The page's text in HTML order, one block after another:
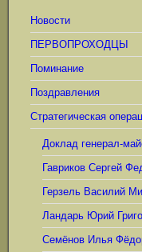
Новости
ПЕРВОПРОХОДЦЫ
Поминание
Поздравления
Стратегическая
Доклад генерал-
Гавриков Сергей
Герзель Василий
Ландарь Юрий
Семёнов Илья